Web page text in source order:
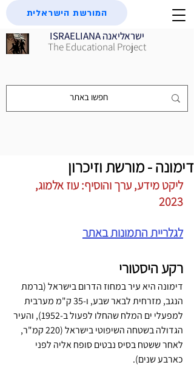
ISRAELIANA ישראליאנה
The Educational Project
המורשת הישראלית
דימונה - מורשת וזיכרון
ליקט מידע, ערך והוסיף: עוז אלמוג,
2023
לגלריית התמונות באתר
רקע היסטורי
דימונה היא עיר במחוז הדרום בישראל (ברמת
הנגב, מזרחית לבאר שבע, ו-35 ק"מ מערבית
למפעלי ים המלח שהחלו לפעול ב-1952), והעיר
הגדולה בשטחה השיפוטי בישראל (220 קמ"ר,
לאחר ששטח בסיס נבטים סופח אליה לפני
כארבע שנים).